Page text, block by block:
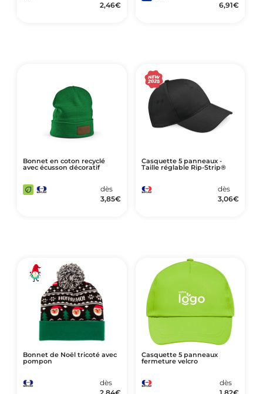
2,46€
6,91€
Bonnet en coton recyclé
avec écusson décoratif
dès
3,85€
Casquette 5 panneaux -
Taille réglable Rip-Strip®
dès
3,06€
Bonnet de Noël tricoté avec
pompon
dès
Casquette 5 panneaux
fermeture velcro
dès